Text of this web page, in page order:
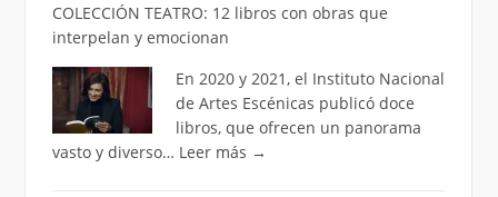
COLECCIÓN TEATRO: 12 libros con obras que
interpelan y emocionan
En 2020 y 2021, el Instituto Nacional
de Artes Escénicas publicó doce
libros, que ofrecen un panorama
vasto y diverso… Leer más →